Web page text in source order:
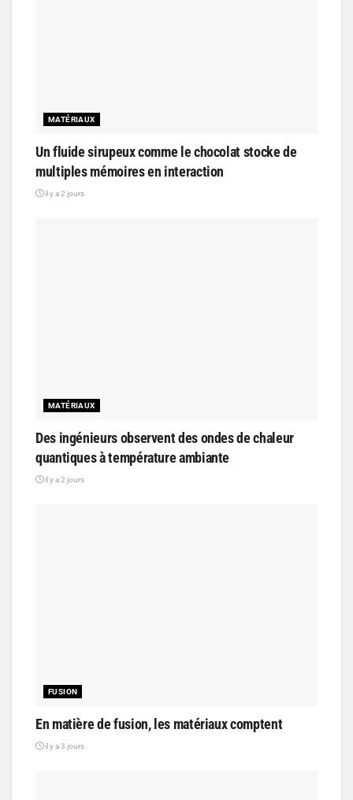
MATÉRIAUX
Un fluide sirupeux comme le chocolat stocke de
multiples mémoires en interaction
il y a 2 jours
MATÉRIAUX
Des ingénieurs observent des ondes de chaleur
quantiques à température ambiante
il y a 2 jours
FUSION
En matière de fusion, les matériaux comptent
il y a 3 jours